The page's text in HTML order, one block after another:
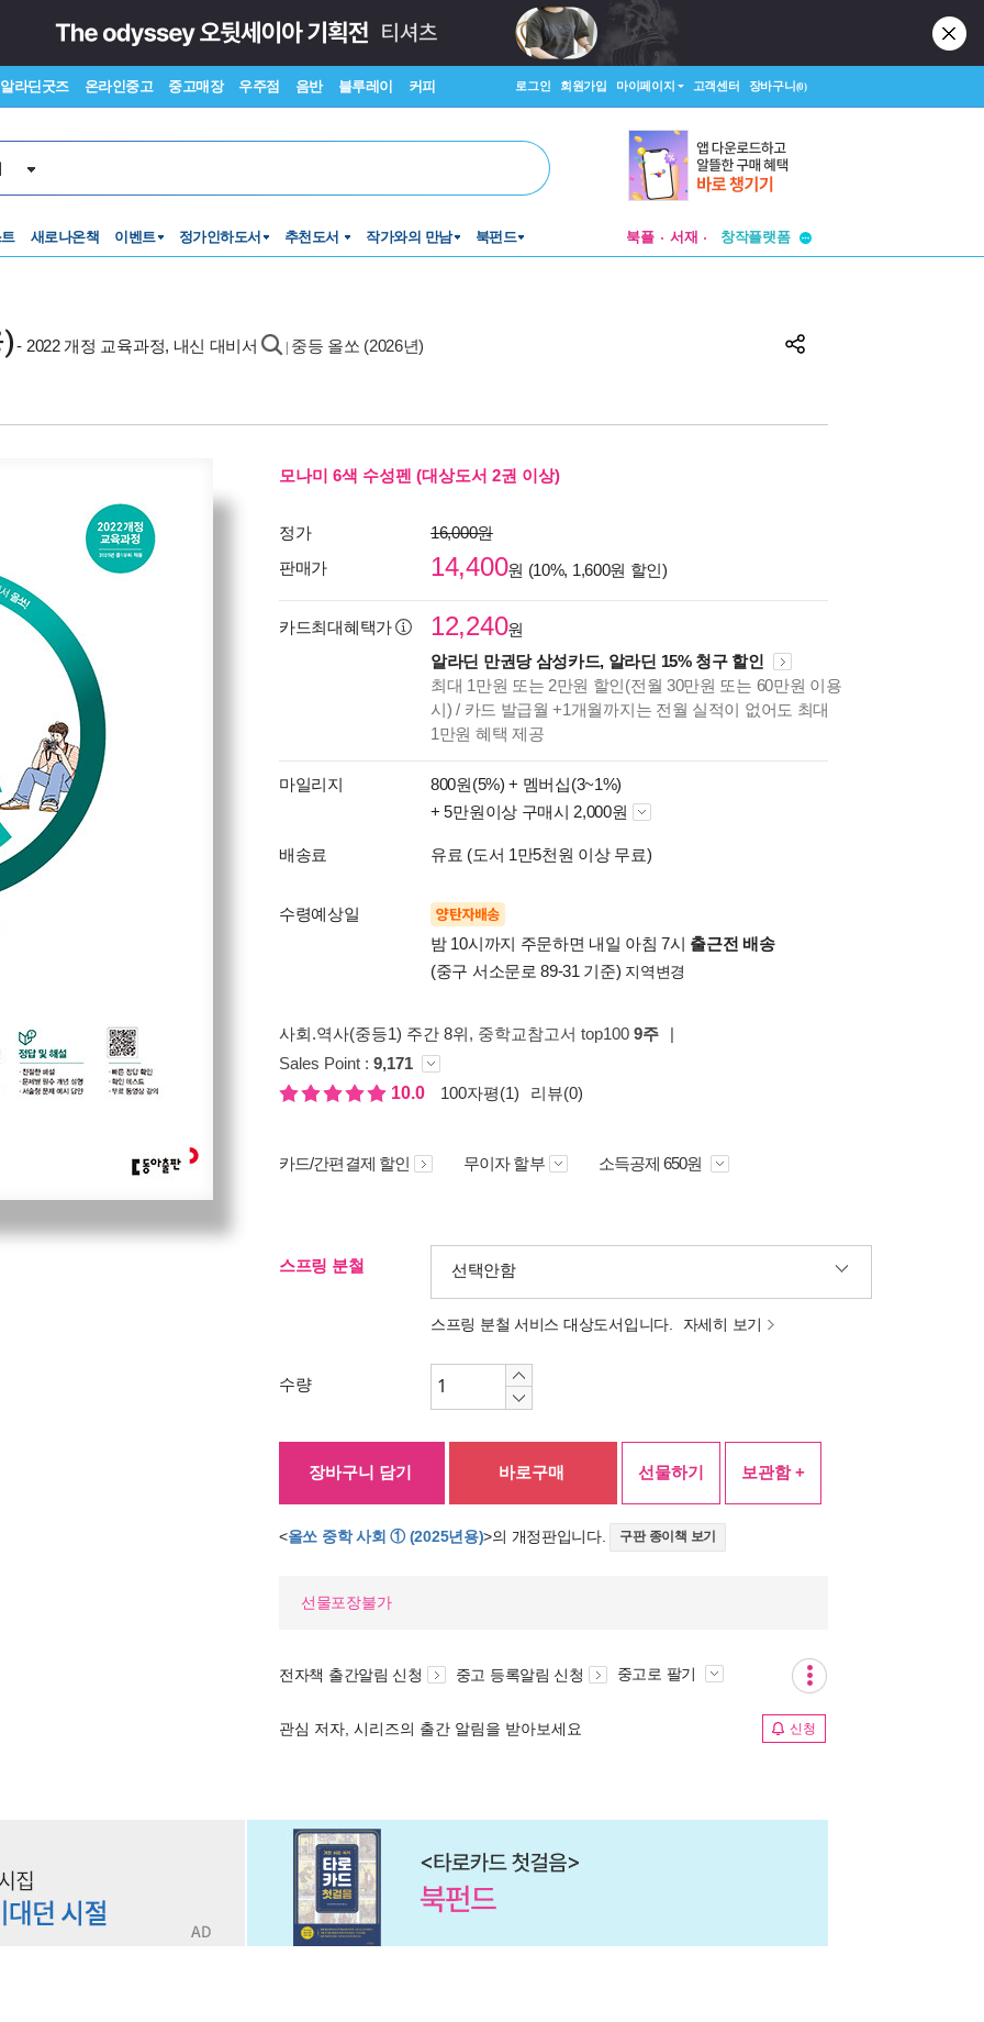
알라딘굿즈 온라인중고 중고매장 우주점 음반 블루레이 커피 로그인 회원가입 마이페이지 고객센터 장바구니(0)
새로나온책 이벤트 정가인하도서 추천도서 작가와의 만남 북펀드 북플 서재
창작플랫폼
- 2022 개정 교육과정, 내신 대비서 중등 올쏘 (2026년)
모나미 6색 수성펜 (대상도서 2권 이상)
정가
16,000원
판매가
14,400원 (10%, 1,600원 할인)
카드최대혜택가 12,240원
알라딘 만권당 삼성카드, 알라딘 15% 청구 할인
최대 1만원 또는 2만원 할인(전월 30만원 또는 60만원 이용
시) / 카드 발급월 +1개월까지는 전월 실적이 없어도 최대
1만원 혜택 제공
마일리지 800원(5%) + 멤버십(3~1%)
+ 5만원이상 구매시 2,000원
배송료 유료 (도서 1만5천원 이상 무료)
수령예상일 양탄자배송
밤 10시까지 주문하면 내일 아침 7시 출근전 배송
(중구 서소문로 89-31 기준) 지역변경
사회.역사(중등1) 주간 8위, 중학교참고서 top100 9주
|
Sales Point : 9,171
10.0
100자평(1) 리뷰(0)
카드/간편결제 할인 무이자 할부 소득공제 650원
스프링 분철 선택안함
스프링 분철 서비스 대상도서입니다. 자세히 보기
수량
장바구니 담기 바로구매 선물하기 보관함 +
<올쏘 중학 사회 ① (2025년용)>의 개정판입니다. 구판 종이책 보기
선물포장불가
전자책 출간알림 신청 중고 등록알림 신청 중고로 팔기
관심 저자, 시리즈의 출간 알림을 받아보세요 신청